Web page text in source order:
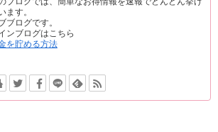
ます。
ブログです。
ンブログはこちら
を貯める方法